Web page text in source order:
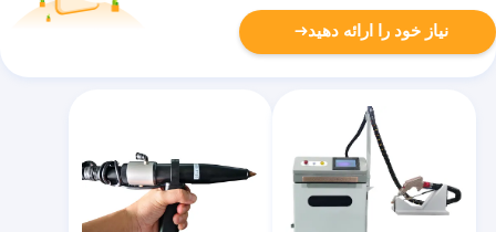
نیاز خود را ارائه دهید